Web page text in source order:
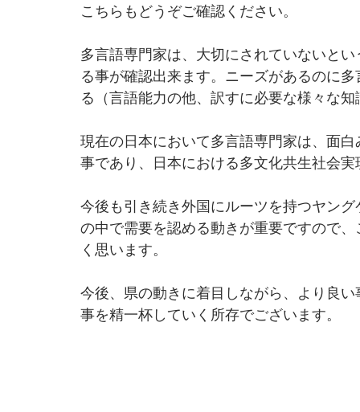
こちらもどうぞご確認ください。
多言語専門家は、大切にされていないと
る事が確認出来ます。ニーズがあるのに
る（言語能力の他、訳すに必要な様々な
現在の日本において多言語専門家は、面
事であり、日本における多文化共生社会
今後も引き続き外国にルーツを持つヤン
の中で需要を認める動きが重要ですので
く思います。
今後、県の動きに着目しながら、より良
事を精一杯していく所存でございます。